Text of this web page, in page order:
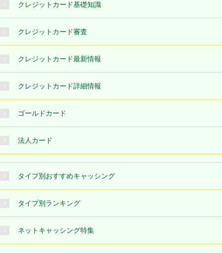
クレジットカード基礎知識
クレジットカード審査
クレジットカード最新情報
クレジットカード詳細情報
ゴールドカード
法人カード
タイプ別おすすめキャッシング
タイプ別ランキング
ネットキャッシング特集